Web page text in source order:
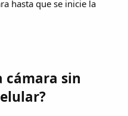
hasta que se inicie la
cámara sin